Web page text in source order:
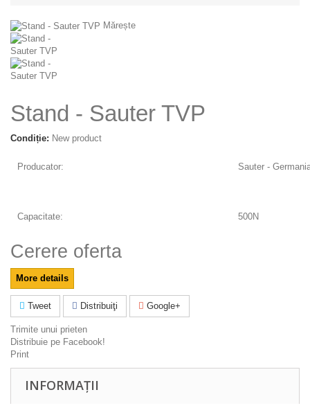
Mărește
Stand - Sauter TVP
Condiție: New product
Producator: Sauter -
Capacitate: 500N
Cerere oferta
More details
Tweet Distribuiţi Google+
Trimite unui prieten
Distribuie pe Facebook!
Print
INFORMAȚII